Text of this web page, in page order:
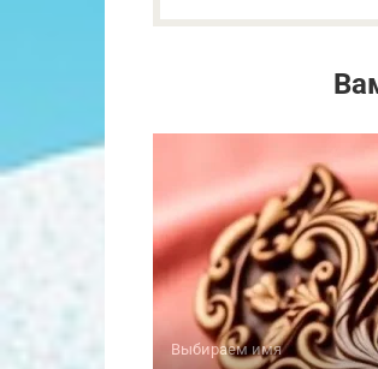
Выбираем имя